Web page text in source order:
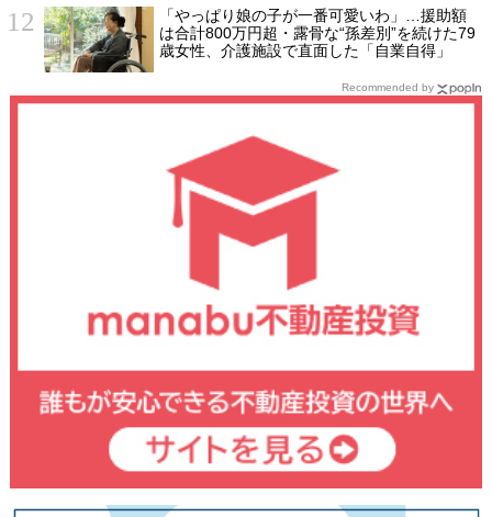
「やっぱり娘の子が一番可愛いわ」…援助額
は合計800万円超・露骨な“孫差別”を続けた79
歳女性、介護施設で直面した「自業自得」
Recommended by